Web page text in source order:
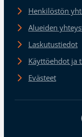
Henkilöstön
Alueiden
Laskutustiedot
Käyttöehdot ja
Evästeet